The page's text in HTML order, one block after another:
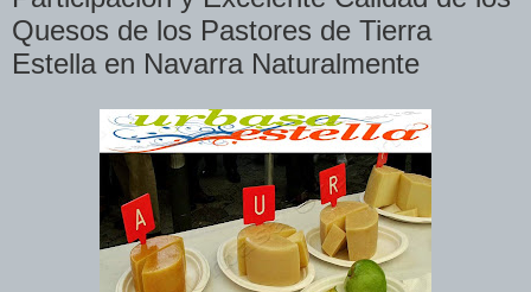
Quesos de los Pastores de Tierra
Estella en Navarra Naturalmente